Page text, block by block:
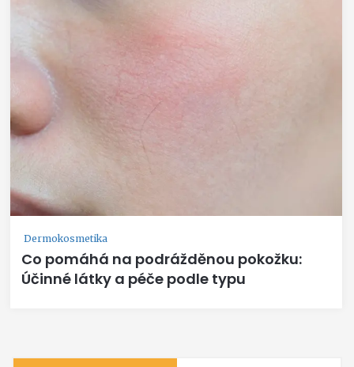
Dermokosmetika
Co pomáhá na podrážděnou pokožku:
Účinné látky a péče podle typu